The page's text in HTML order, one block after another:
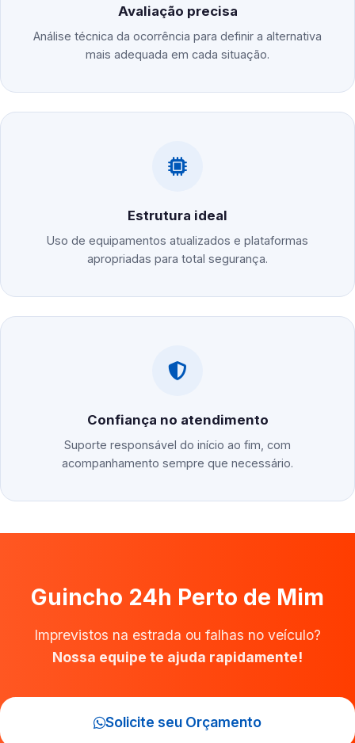
Avaliação precisa
Análise técnica da ocorrência para definir a alternativa
mais adequada em cada situação.
Estrutura ideal
Uso de equipamentos atualizados e plataformas
apropriadas para total segurança.
Confiança no atendimento
Suporte responsável do início ao fim, com
acompanhamento sempre que necessário.
Guincho 24h Perto de Mim
Imprevistos na estrada ou falhas no veículo?
Nossa equipe te ajuda rapidamente!
Solicite seu Orçamento